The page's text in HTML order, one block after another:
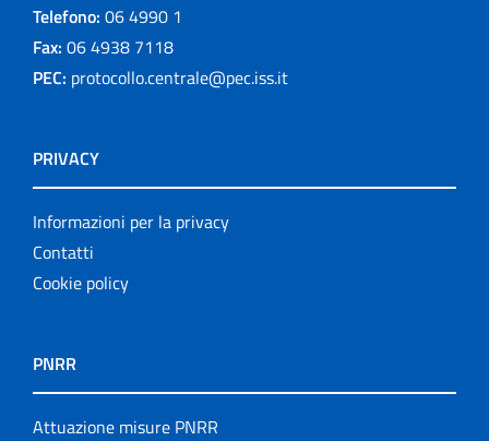
Telefono: 06 4990 1
Fax: 06 4938 7118
PEC: protocollo.centrale@pec.iss.it
PRIVACY
Informazioni per la privacy
Contatti
Cookie policy
PNRR
Attuazione misure PNRR